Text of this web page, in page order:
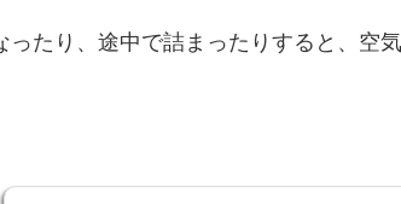
ったり、途中で詰まったりすると、空